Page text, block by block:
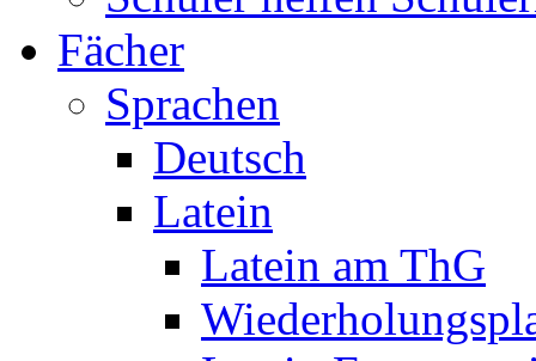
Fächer
Sprachen
Deutsch
Latein
Latein am ThG